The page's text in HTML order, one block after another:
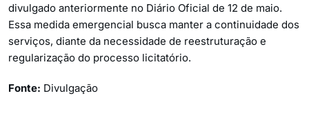
divulgado anteriormente no Diário Oficial de 12 de maio.
Essa medida emergencial busca manter a continuidade dos
serviços, diante da necessidade de reestruturação e
regularização do processo licitatório.
Fonte: Divulgação